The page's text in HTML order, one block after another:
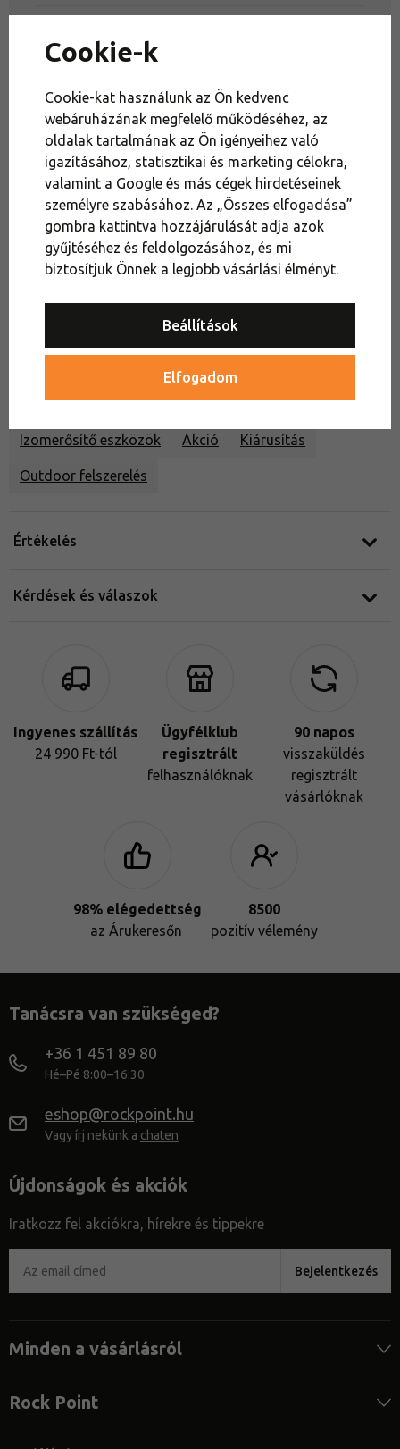
Alkalmas tevékenységekhez
Mászás
Tanácsra van szükséged?
Tanácsra van
szükséged?
Outdoor Expert +36 1 451 89 80
vagy írj nekünk chaten (Hé–Pé 8:00–16:30)
Izomerősítő eszközök Akció Kiárusítás
Outdoor felszerelés
Értékelés
Kérdések és válaszok
Ingyenes szállítás
24 990 Ft-tól
Ügyfélklub
regisztrált
felhasználóknak
90 napos
visszaküldés
regisztrált
vásárlóknak
98% elégedettség
az Árukeresőn
8500
pozitív vélemény
Tanácsra van szükséged?
+36 1 451 89 80
Hé–Pé 8:00–16:30
eshop@rockpoint.hu
Vagy írj nekünk a chaten
Újdonságok és akciók
Iratkozz fel akciókra, hírekre és tippekre
Bejelentkezés
Minden a vásárlásról
Rock Point
Cookie-k
Cookie-kat használunk az Ön kedvenc
webáruházának megfelelő működéséhez, az
oldalak tartalmának az Ön igényeihez való
igazításához, statisztikai és marketing célokra,
valamint a Google és más cégek hirdetéseinek
személyre szabásához. Az „Összes elfogadása”
gombra kattintva hozzájárulását adja azok
gyűjtéséhez és feldolgozásához, és mi
biztosítjuk Önnek a legjobb vásárlási élményt.
Beállítások
Elfogadom